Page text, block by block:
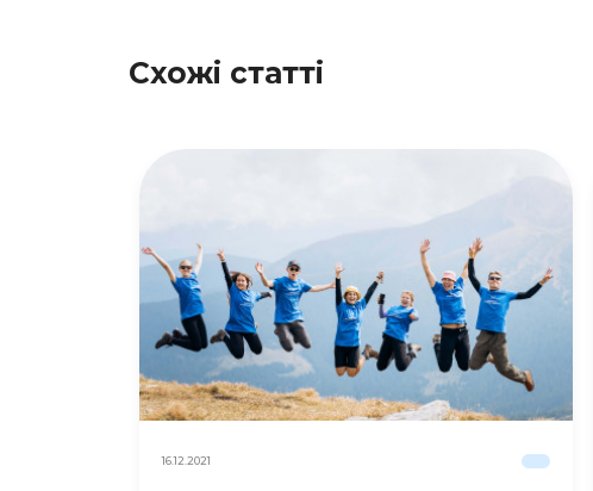
Схожі статті
16.12.2021